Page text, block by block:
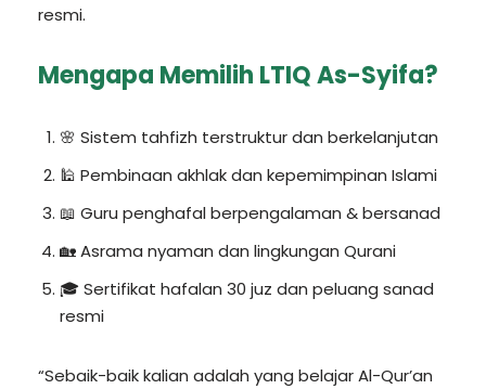
resmi.
Mengapa Memilih LTIQ As-Syifa?
🌸 Sistem tahfizh terstruktur dan berkelanjutan
🕌 Pembinaan akhlak dan kepemimpinan Islami
📖 Guru penghafal berpengalaman & bersanad
🏡 Asrama nyaman dan lingkungan Qurani
🎓 Sertifikat hafalan 30 juz dan peluang sanad
resmi
“Sebaik-baik kalian adalah yang belajar Al-Qur’an